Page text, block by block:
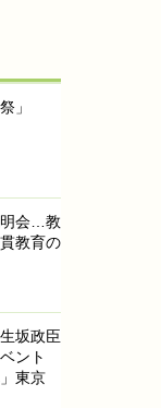
」
明会…教
教育の
坂政臣
ント
東京